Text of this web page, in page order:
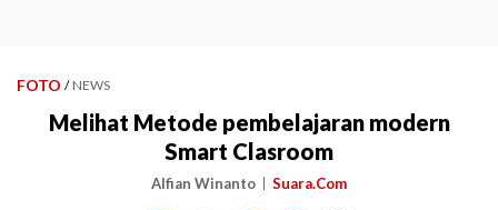
FOTO / NEWS
Melihat Metode pembelajaran modern
Smart Clasroom
Alfian Winanto Suara.Com